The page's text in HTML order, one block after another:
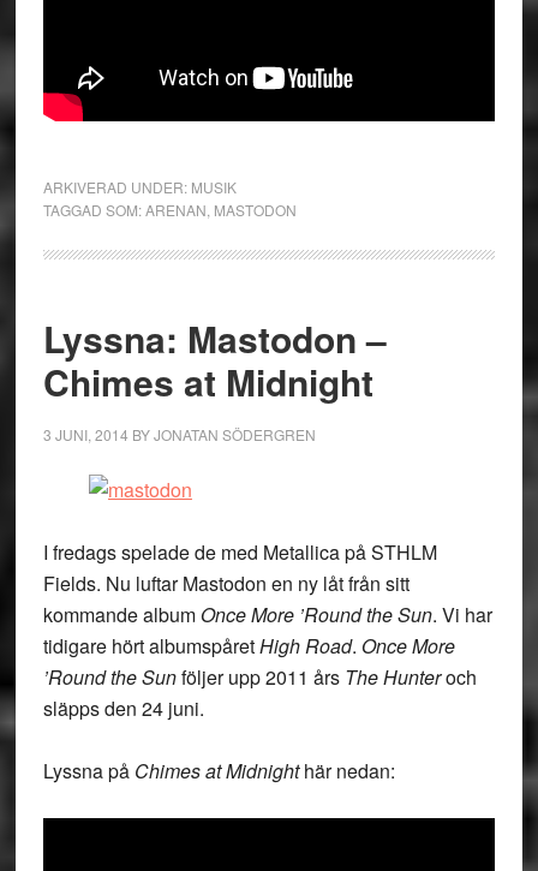
ARKIVERAD UNDER: MUSIK
TAGGAD SOM:ARENAN MASTODON
Lyssna: Mastodon –
Chimes at Midnight
3 JUNI, 2014 BYJONATAN SÖDERGREN
I fredags spelade de med Metallica på STHLM
Fields. Nu luftar Mastodon en ny låt från sitt
kommande album Once More ’Round the Sun. Vi har
tidigare hört albumspåretHigh Road. Once More
’Round the Sunföljer upp 2011 års The Hunteroch
släpps den 24 juni.
Lyssna på Chimes at Midnighthär nedan: